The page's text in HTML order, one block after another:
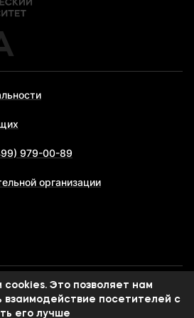
979-00-89
организации
финансово-юридический
cookies. Это позволяет нам
взаимодействие посетителей с
его лучше